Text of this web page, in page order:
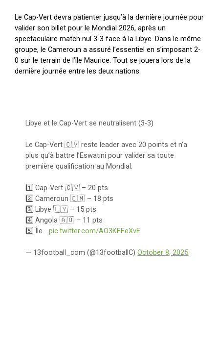
Le Cap-Vert devra patienter jusqu’à la dernière journée pour
valider son billet pour le Mondial 2026, après un
spectaculaire match nul 3-3 face à la Libye. Dans le même
groupe, le Cameroun a assuré l’essentiel en s’imposant 2-
0 sur le terrain de l’île Maurice. Tout se jouera lors de la
dernière journée entre les deux nations.
Libye et le Cap-Vert se neutralisent (3-3)
Le Cap-Vert 🇨🇻 reste leader avec 20 points et n’a
plus qu’à battre l’Eswatini pour valider sa toute
première qualification au Mondial.
1️⃣ Cap-Vert 🇨🇻 – 20 pts
2️⃣ Cameroun 🇨🇲 – 18 pts
3️⃣ Libye 🇱🇾 – 15 pts
4️⃣ Angola 🇦🇴 – 11 pts
5️⃣ Île…pic.twitter.com/AO3KFFeXvE
— 13football_com (@13footballC)October 8, 2025